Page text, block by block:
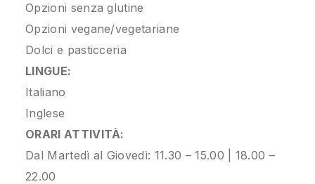
Opzioni senza glutine
Opzioni vegane/vegetariane
Dolci e pasticceria
LINGUE:
Italiano
Inglese
ORARI ATTIVITÀ:
Dal Martedì al Giovedì: 11.30 – 15.00 | 18.00 –
22.00